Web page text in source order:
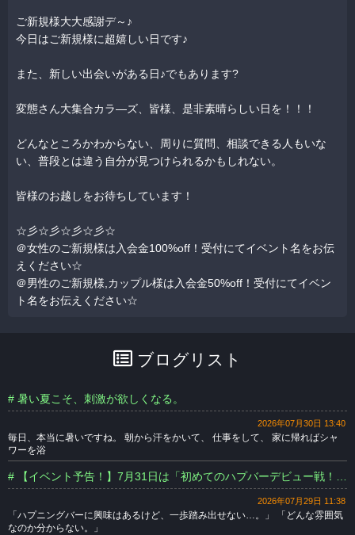
ご新規様大大感謝デ～♪
今日はご新規様に超嬉しい日です♪
また、新しい出会いがある日♪でもあります?
変態さん大集合カラ―ズ、皆様、是非素晴らしい日を！！！
どんなところかわからない、周りに質問、相談できる人もいな
い、普段とは違う自分が見つけられるかもしれない。
皆様のお越しをお待ちしています！
☆彡☆彡☆彡☆彡☆
＠女性のご新規様は入会金100%off！受付にてイベント名をお伝
えください☆
＠男性のご新規様,カップル様は入会金50%off！受付にてイベン
ト名をお伝えください☆
ブログリスト
# 暑い夏こそ、刺激が欲しくなる。
2026年07月30日 13:40
毎日、本当に暑いですね。 朝から汗をかいて、 仕事をして、 家に帰ればシャ
ワーを浴
2026年07月29日 11:38
「ハプニングバーに興味はあるけど、一歩踏み出せない…。」 「どんな雰囲気
なのか分からない。」